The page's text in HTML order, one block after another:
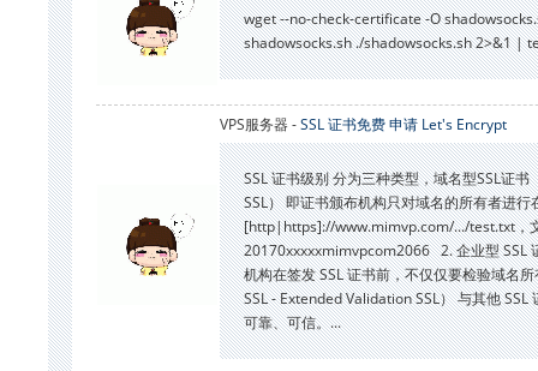
wget --no-check-certificate -O
shadowsocks.sh ./shadowsocks.sh 2>&1 |
VPS服务器 -SSL 证书免费 申请 Let's Encrypt
SSL 证书级别 分为三种类型，域名型SSL证书
SSL） 即证书颁布机构只对域名的所有者进
[http|https]://www.mimvp.com/.../test.txt，
20170xxxxxmimvpcom2066 2. 企业型 SSL
机构在签发 SSL 证书前，不仅仅要检验域名
SSL - Extended Validation SSL） 与其他
可靠、可信。...